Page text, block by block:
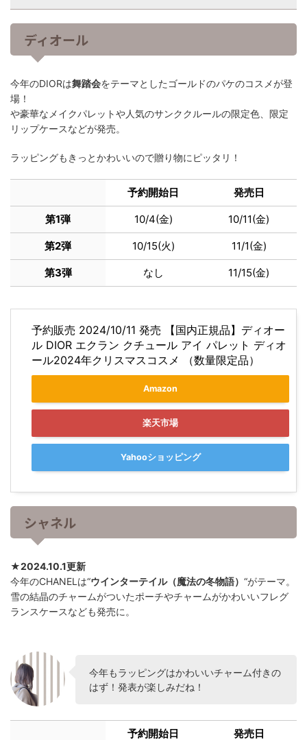
ディオール
今年のDIORは舞踏会をテーマとしたゴールドのパケのコスメが登
場！
や豪華なメイクパレットや人気のサンククルールの限定色、限定
リップケースなどが発売。
ラッピングもきっとかわいいので贈り物にピッタリ！
予約開始日 発売日
第1弾 10/4(金) 10/11(金)
第2弾 10/15(火) 11/1(金)
第3弾 なし 11/15(金)
予約販売 2024/10/11 発売 【国内正規品】ディオー
ル DIOR エクラン クチュール アイ パレット ディオ
ール2024年クリスマスコスメ （数量限定品）
Amazon
楽天市場
Yahooショッピング
シャネル
★2024.10.1更新
今年のCHANELは“ウインターテイル（魔法の冬物語） “がテーマ。
雪の結晶のチャームがついたポーチやチャームがかわいいフレグ
ランスケースなども発売に。
今年もラッピングはかわいいチャーム付きの
はず！発表が楽しみだね！
予約開始日 発売日